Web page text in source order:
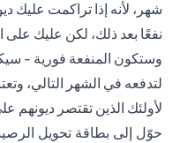
شهر، لأنه إذا تراكمت عليك
نفعًا بعد ذلك، لكن عليك على
وستكون المنفعة فورية -
لتدفعه في الشهر التالي،
لأولئك الذين تقتصر ديونهم
حوّل إلى بطاقة تحويل